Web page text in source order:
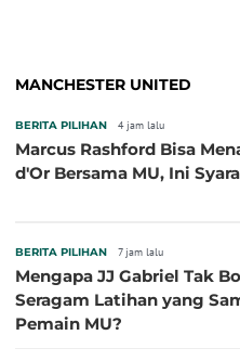
MANCHESTER UNITED
BERITA PILIHAN 4 jam lalu
Marcus Rashford Bisa
d'Or Bersama MU, Ini
BERITA PILIHAN 7 jam lalu
Mengapa JJ Gabriel Tak
Seragam Latihan yang
Pemain MU?